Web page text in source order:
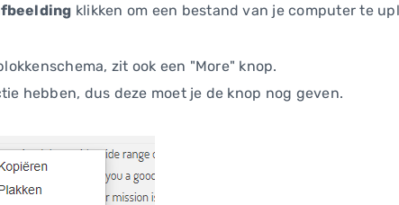
klikken om een bestand van je computer te
zit ook een "More" knop.
hebben, dus deze moet je de knop nog geven.